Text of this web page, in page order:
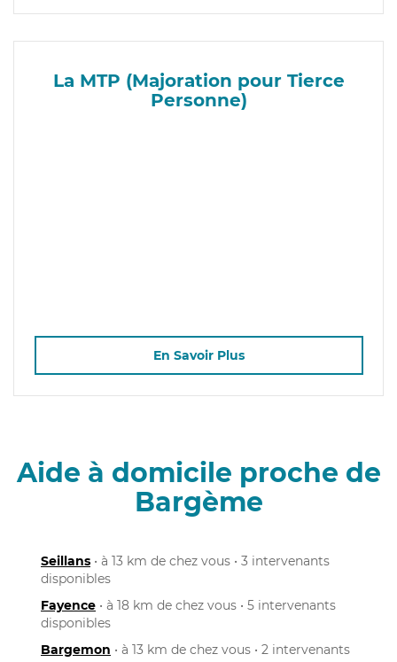
La MTP (Majoration pour Tierce
Personne)
En Savoir Plus
Aide à domicile proche de
Bargème
Seillans • à 13 km de chez vous • 3 intervenants
disponibles
Fayence • à 18 km de chez vous • 5 intervenants
disponibles
Bargemon • à 13 km de chez vous • 2 intervenants